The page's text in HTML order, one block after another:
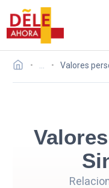
Valores